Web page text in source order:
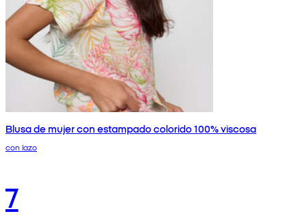
Blusa de mujer con estampado colorido 100% viscosa
con lazo
7